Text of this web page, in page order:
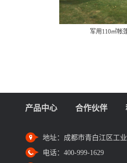
46㎡消防充气帐
产品中心 合作伙伴
地址： 成都市青白江区工
电话： 400-999-1629